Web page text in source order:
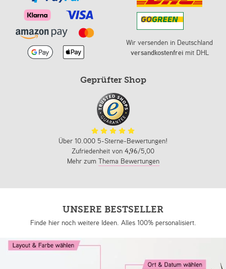
Wir versenden in Deutschland
versandkostenfreimit DHL
Geprüfter Shop
Über 10.000 5-Sterne-Bewertungen!
Zufriedenheit von 4,96/5,00
Mehr zum Thema Bewertungen
UNSERE BESTSELLER
Finde hier noch weitere Ideen. Alles 100% personalisiert.